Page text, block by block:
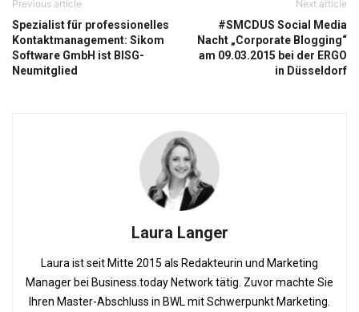
Previous article
Spezialist für professionelles
Kontaktmanagement: Sikom
Software GmbH ist BISG-
Neumitglied
Next article
#SMCDUS Social Media
Nacht „Corporate Blogging“
am 09.03.2015 bei der ERGO
in Düsseldorf
Laura Langer
Laura ist seit Mitte 2015 als Redakteurin und Marketing
Manager bei Business.today Network tätig. Zuvor machte Sie
Ihren Master-Abschluss in BWL mit Schwerpunkt Marketing.